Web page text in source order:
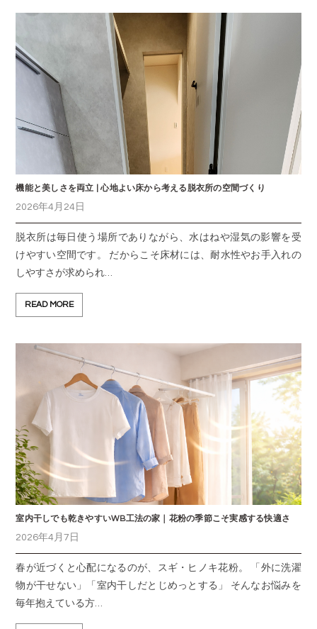
機能と美しさを両立 | 心地よい床から考える脱衣所の空間づくり
2026年4月24日
脱衣所は毎日使う場所でありながら、水はねや湿気の影響を受
けやすい空間です。 だからこそ床材には、耐水性やお手入れの
しやすさが求められ…
READ MORE
室内干しでも乾きやすいWB工法の家｜花粉の季節こそ実感する快適さ
2026年4月7日
春が近づくと心配になるのが、スギ・ヒノキ花粉。 「外に洗濯
物が干せない」「室内干しだとじめっとする」 そんなお悩みを
毎年抱えている方…